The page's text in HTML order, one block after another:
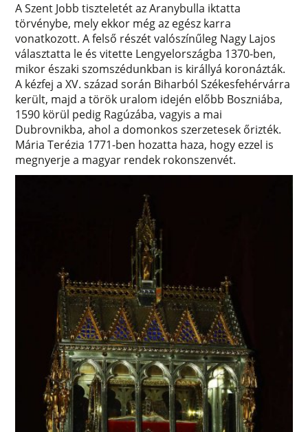
A Szent Jobb tiszteletét az Aranybulla iktatta
törvénybe, mely ekkor még az egész karra
vonatkozott. A felső részét valószínűleg Nagy Lajos
választatta le és vitette Lengyelországba 1370-ben,
mikor északi szomszédunkban is királlyá koronázták.
A kézfej a XV. század során Biharból Székesfehérvárra
került, majd a török uralom idején előbb Boszniába,
1590 körül pedig Ragúzába, vagyis a mai
Dubrovnikba, ahol a domonkos szerzetesek őrizték.
Mária Terézia 1771-ben hozatta haza, hogy ezzel is
megnyerje a magyar rendek rokonszenvét.